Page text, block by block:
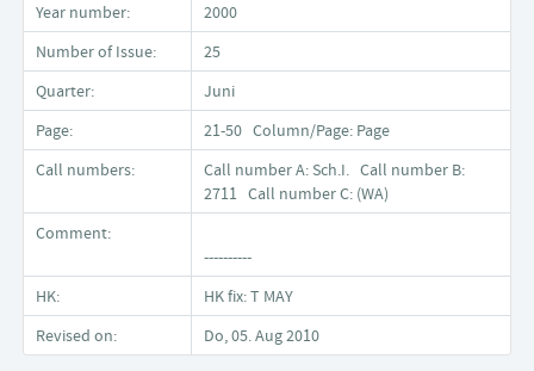
Year number:
2000
Number of Issue:
25
Quarter:
Juni
Page:
21-50 Column/Page: Page
Call numbers:
Call number A: Sch.I. Call number B:
2711 Call number C: (WA)
Comment:
----------
HK:
HK fix: T MAY
Revised on:
Do, 05. Aug 2010